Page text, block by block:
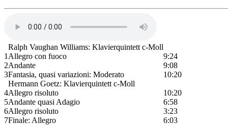
Ralph Vaughan Williams: Klavierquintett c-Moll
1 Allegro con fuoco
9:24
2Andante
9:08
3Fantasia, quasi variazioni: Moderato
10:20
Hermann Goetz: Klavierquintett c-Moll
4Allegro risoluto
10:20
5Andante quasi Adagio
6:58
6Allegro risoluto
3:23
7Finale: Allegro 6:03